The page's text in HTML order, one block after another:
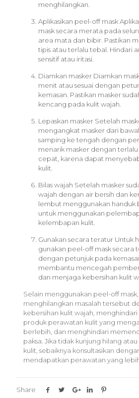
menghilangkan.
Aplikasikan peel-off mask
mask secara merata pada
area mata dan bibir. Pastikan
tipis atau terlalu tebal. Hindari
sensitif atau iritasi.
Diamkan masker Diamkan
menit atau sesuai dengan
kemasan. Pastikan masker
kencang pada kulit wajah.
Lepaskan masker Setelah
mengangkat masker dari
samping ke tengah dengan
menarik masker dengan
cepat, karena dapat
kulit.
Bilas wajah Setelah masker
wajah dengan air bersih dan
lembut menggunakan handuk
untuk menggunakan
kelembapan kulit.
Gunakan secara teratur Untuk
gunakan peel-off mask secara
dengan petunjuk pada
membantu mencegah
dan menjaga kebersihan kulit
Selain menggunakan peel-off
menghilangkan masalah tersebut
kebersihan kulit wajah,
produk perawatan kulit yang
berlebih, dan menghindari
paksa. Jika tidak kunjung hilang
kulit, sebaiknya konsultasikan
mendapatkan perawatan yang
Share